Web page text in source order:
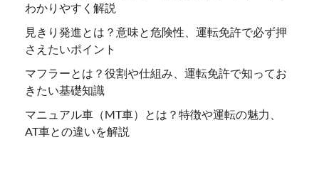
わかりやすく解説
見きり発進とは？意味と危険性、運転免許で必ず押
さえたいポイント
マフラーとは？役割や仕組み、運転免許で知ってお
きたい基礎知識
マニュアル車（MT車）とは？特徴や運転の魅力、
AT車との違いを解説